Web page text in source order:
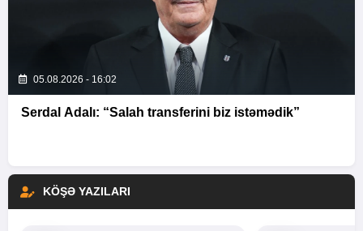
05.08.2026 - 16:02
Serdal Adalı: “Salah transferini biz istəmədik”
KÖŞƏ YAZILARI